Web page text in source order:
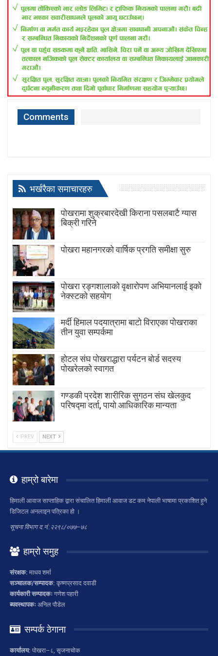
Comments
भर्खरैका समाचारहरु
पोखरामा शुक्रबारदेखी किराना पसलबाटै ग्यास
बिक्री गरिने
पोखरा महानगरको वार्षिक प्रगति समीक्षा सुरु
पोखरा रङ्गशालाको वृक्षारोपण अभियानलाई इको
नेक्स्टको सहयोग
मर्दी हिमाल पदयात्रामा बाटाे विराएका पाेखराका
तीन युवा सम्पर्कमा
होटल संघ पोखराद्धारा पर्यटन बोर्ड सदस्य
पोखरेलको स्वागत
गण्डकी प्रदेश शारीरिक सुगठन संघ खेलकुद
परिषद्मा दर्ता, पायाे आधिकारिक मान्यता
PREV NEXT
हाम्रो बारेमा
हिमाली आवाज साप्ताहिक द्वारा संचालित हिमाली आवाज डट कम नेपाली भाषामा प्रकाशित हुने
डिजिटल अनलाइन पत्रिका हो ।
सूचना विभाग द.नं.:२२९८/०७७–७८
हाम्रो समुह
संरक्षक: माधव शर्मा
सञ्चालक/सम्पादक: कृष्णप्रसाद दवाडी
कार्यकारी सम्पादकः गणेश पहारी
ब्यवस्थापकः अनिल पौडेल
सम्पर्क ठेगाना
कार्यालय: पोखरा–८, सृजनाचोक